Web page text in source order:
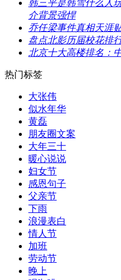
韩三平是韩雪什么人
介背景强悍
乔任梁事件真相天涯
盘点北影历届校花排
北京十大高楼排名：
热门标签
大张伟
似水年华
黄磊
朋友圈文案
​大年三十
暖心说说
​妇女节
感恩句子
父亲节
​下雨
浪漫表白
情人节
加班
劳动节
​晚上